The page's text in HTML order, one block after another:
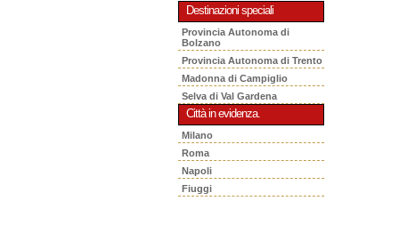
Destinazioni speciali
Provincia Autonoma di
Bolzano
Provincia Autonoma di Trento
Madonna di Campiglio
Selva di Val Gardena
Città in evidenza.
Milano
Roma
Napoli
Fiuggi